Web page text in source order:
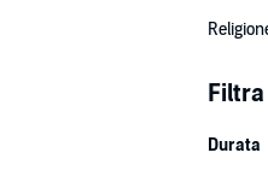
Durata